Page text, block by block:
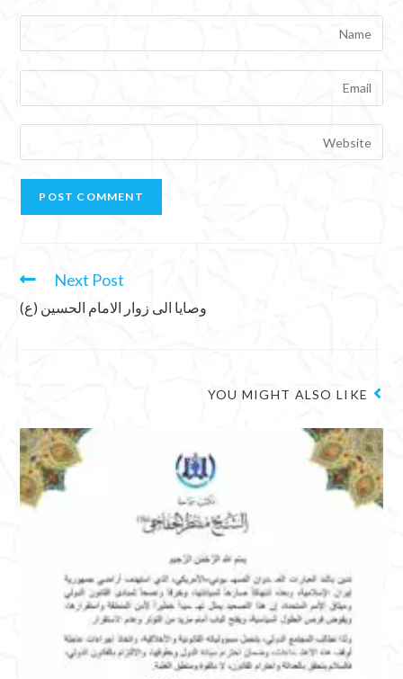
Next Post
وصايا الى زوار الامام الحسين (ع)
YOU MIGHT ALSO LIKE